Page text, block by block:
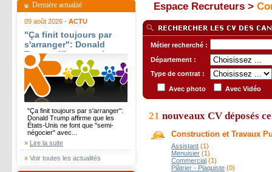
Dernière actualité
09 août 2026 - ACTU
"Ça finit toujours par
s'arranger": Donald
Trump affirme que les
États-Unis ne font que
"semi-négocier" avec
l'Iran -
fr.news.yahoo.com
"Ça finit toujours par s'arranger":
Donald Trump affirme que les
États-Unis ne font que "semi-
négocier" avec...
» Lire la suite
» Voir toutes les actualités
Espace Recruteurs >
Métier recherché :
Département :
Type de contrat :
Avec photo Avec Vidéo
21 nouveaux CV déposés
Construction et Travaux
Assistant (1)
Menuisier (1)
Commercial (1)
Plâtrier - Plaquiste (0)